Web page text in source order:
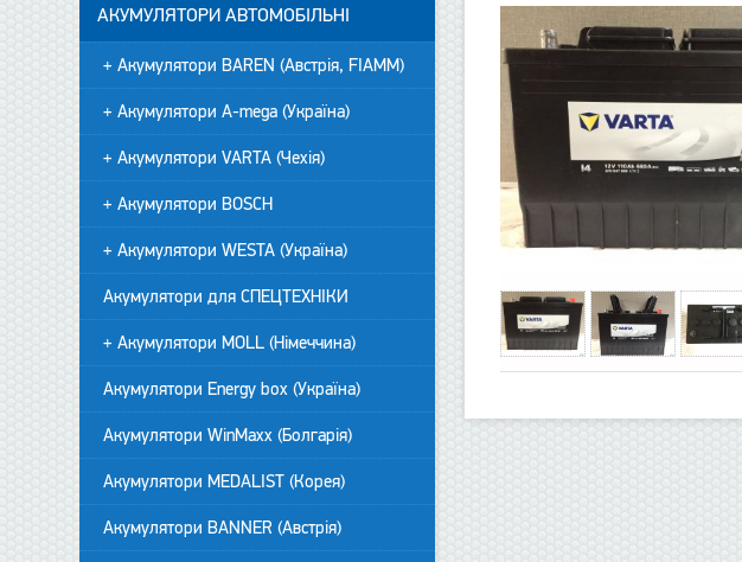
АКУМУЛЯТОРИ АВТОМОБІЛЬНІ
+ Акумулятори BAREN (Австрія, FIAMM)
+ Акумулятори A-mega (Україна)
+ Акумулятори VARTA (Чехія)
+ Акумулятори BOSCH
+ Акумулятори WESTA (Україна)
Акумулятори для СПЕЦТЕХНІКИ
+ Акумулятори MOLL (Німеччина)
Акумулятори Energy box (Україна)
Акумулятори WinMaxx (Болгарія)
Акумулятори MEDALIST (Корея)
Акумулятори BANNER (Австрія)